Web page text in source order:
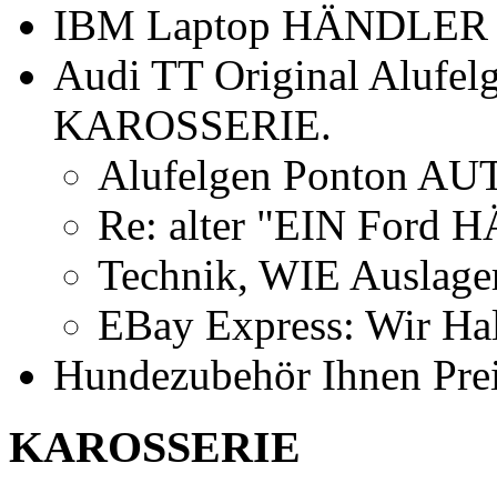
IBM Laptop HÄNDLER
Audi TT Original
KAROSSERIE.
Alufelgen Ponton
Re: alter "EIN Ford
Technik, WIE
EBay Express: Wir
Hundezubehör Ihnen
KAROSSERIE